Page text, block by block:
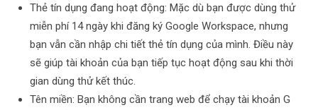
Thẻ tín dụng đang hoạt động: Mặc dù bạn được dùng thử
miễn phí 14 ngày khi đăng ký Google Workspace, nhưng
bạn vẫn cần nhập chi tiết thẻ tín dụng của mình. Điều này
sẽ giúp tài khoản của bạn tiếp tục hoạt động sau khi thời
gian dùng thử kết thúc.
Tên miền: Bạn không cần trang web để chạy tài khoản G